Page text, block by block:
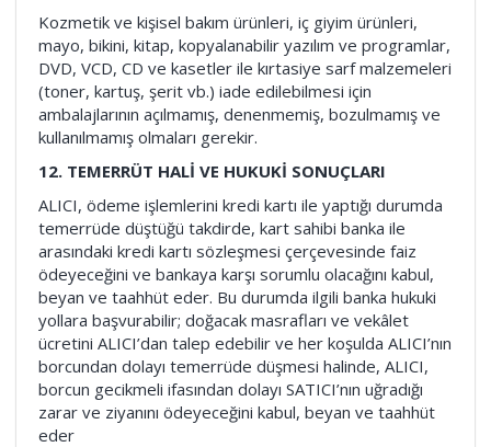
Kozmetik ve kişisel bakım ürünleri, iç giyim ürünleri,
mayo, bikini, kitap, kopyalanabilir yazılım ve programlar,
DVD, VCD, CD ve kasetler ile kırtasiye sarf malzemeleri
(toner, kartuş, şerit vb.) iade edilebilmesi için
ambalajlarının açılmamış, denenmemiş, bozulmamış ve
kullanılmamış olmaları gerekir.
12. TEMERRÜT HALİ VE HUKUKİ SONUÇLARI
ALICI, ödeme işlemlerini kredi kartı ile yaptığı durumda
temerrüde düştüğü takdirde, kart sahibi banka ile
arasındaki kredi kartı sözleşmesi çerçevesinde faiz
ödeyeceğini ve bankaya karşı sorumlu olacağını kabul,
beyan ve taahhüt eder. Bu durumda ilgili banka hukuki
yollara başvurabilir; doğacak masrafları ve vekâlet
ücretini ALICI’dan talep edebilir ve her koşulda ALICI’nın
borcundan dolayı temerrüde düşmesi halinde, ALICI,
borcun gecikmeli ifasından dolayı SATICI’nın uğradığı
zarar ve ziyanını ödeyeceğini kabul, beyan ve taahhüt
eder